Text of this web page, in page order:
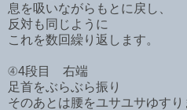
息を吸いながらもとに戻し、
反対も同じように
これを数回繰り返します。
④4段目 右端
足首をぶらぶら振り
そのあとは腰をユサユサゆすり